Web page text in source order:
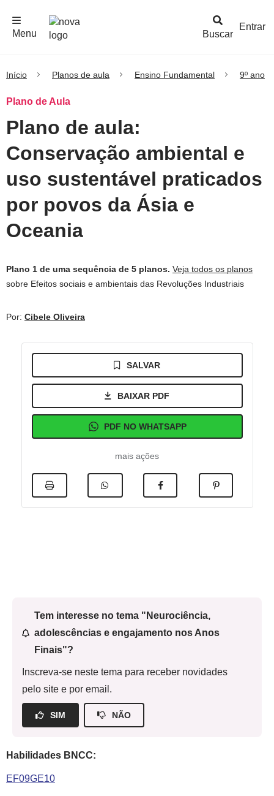
Buscar
Menu
Entrar
Início Planos de aula Ensino Fundamental 9º ano
Plano de Aula
Plano de aula:
Conservação ambiental e
uso sustentável praticados
por povos da Ásia e
Oceania
Plano 1 de uma sequência de 5 planos. Veja todos os planos
sobre Efeitos sociais e ambientais das Revoluções Industriais
Por: Cibele Oliveira
SALVAR
BAIXAR PDF
PDF NO WHATSAPP
mais ações
Tem interesse no tema "Neurociência,
adolescências e engajamento nos Anos
Finais"?
Inscreva-se neste tema para receber novidades
pelo site e por email.
SIM NÃO
Habilidades BNCC:
EF09GE10